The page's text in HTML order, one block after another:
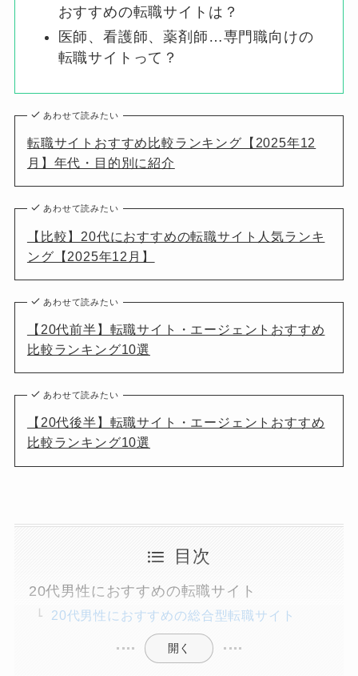
おすすめの転職サイトは？
医師、看護師、薬剤師…専門職向けの
転職サイトって？
あわせて読みたい
転職サイトおすすめ比較ランキング【2025年12
月】年代・目的別に紹介
あわせて読みたい
【比較】20代におすすめの転職サイト人気ランキ
ング【2025年12月】
あわせて読みたい
【20代前半】転職サイト・エージェントおすすめ
比較ランキング10選
あわせて読みたい
【20代後半】転職サイト・エージェントおすすめ
比較ランキング10選
目次
20代男性におすすめの転職サイト
20代男性におすすめの総合型転職サイト
開く